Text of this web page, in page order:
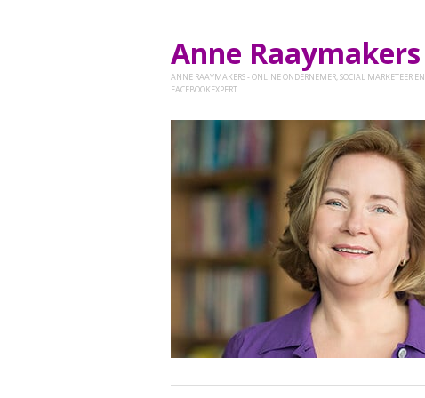
Anne Raaymakers
ANNE RAAYMAKERS - ONLINE ONDERNEMER, SOCIAL MARKETEER EN
FACEBOOKEXPERT